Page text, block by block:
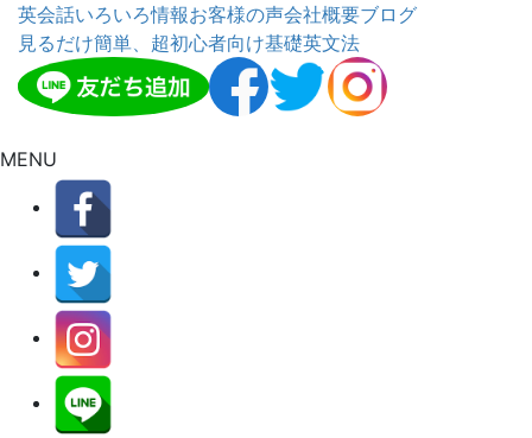
英会話いろいろ情報お客様の声会社概要ブログ
見るだけ簡単、超初心者向け基礎英文法
MENU